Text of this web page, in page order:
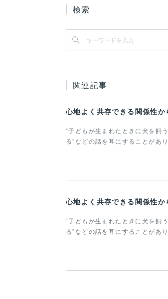
検索
関連記事
“子どもが生まれたときに犬を飼
る”などの話を耳にすることがあ
“子どもが生まれたときに犬を飼
る”などの話を耳にすることがあ